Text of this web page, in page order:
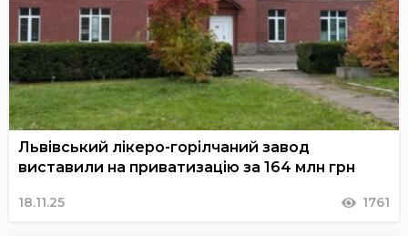
Львівський лікеро-горілчаний завод
виставили на приватизацію за 164 млн грн
18.11.25 1761